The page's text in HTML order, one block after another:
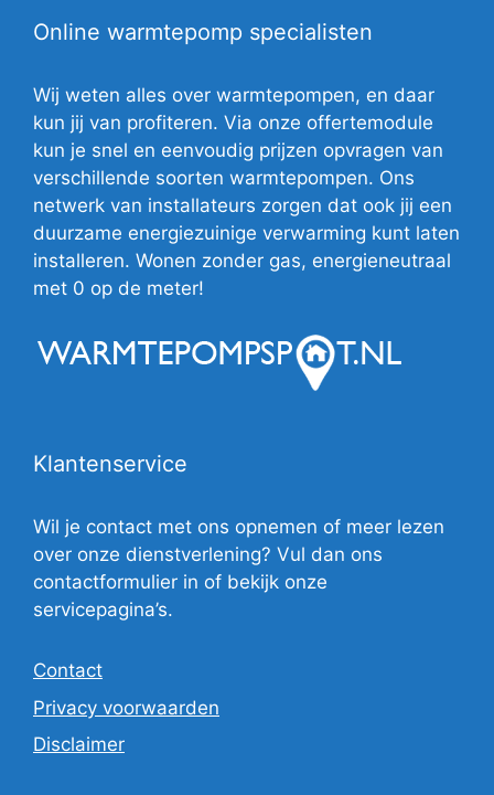
Online warmtepomp specialisten
Wij weten alles over warmtepompen, en daar
kun jij van profiteren. Via onze offertemodule
kun je snel en eenvoudig prijzen opvragen van
verschillende soorten warmtepompen. Ons
netwerk van installateurs zorgen dat ook jij een
duurzame energiezuinige verwarming kunt laten
installeren. Wonen zonder gas, energieneutraal
met 0 op de meter!
Klantenservice
Wil je contact met ons opnemen of meer lezen
over onze dienstverlening? Vul dan ons
contactformulier in of bekijk onze
servicepagina’s.
Contact
Privacy voorwaarden
Disclaimer